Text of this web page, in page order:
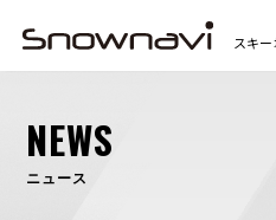
NEWS
ニュース